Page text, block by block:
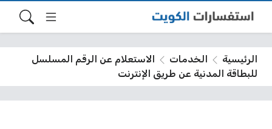
الرئيسية الخدمات
الاستعلام عن الرقم المسلسل
للبطاقة المدنية عن طريق الإنترنت